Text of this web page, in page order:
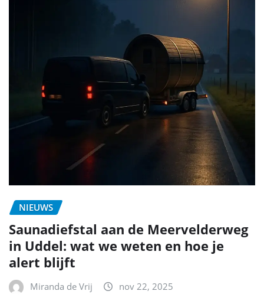
NIEUWS
Saunadiefstal aan de Meervelderweg
in Uddel: wat we weten en hoe je
alert blijft
Miranda de Vrij nov 22, 2025